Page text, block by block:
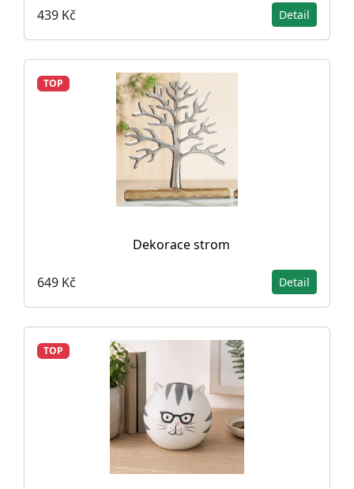
439 Kč Detail
TOP
Dekorace strom
649 Kč Detail
TOP